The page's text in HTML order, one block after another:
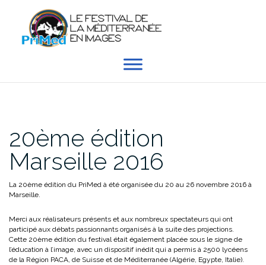
contenu
20ème édition
Marseille 2016
La 20ème édition du PriMed à été organisée du 20 au 26 novembre 2016 à
Marseille.
Merci aux réalisateurs présents et aux nombreux spectateurs qui ont
participé aux débats passionnants organisés à la suite des projections.
Cette 20ème édition du festival était également placée sous le signe de
l’éducation à l’image, avec un dispositif inédit qui a permis à 2500 lycéens
de la Région PACA, de Suisse et de Méditerranée (Algérie, Egypte, Italie).